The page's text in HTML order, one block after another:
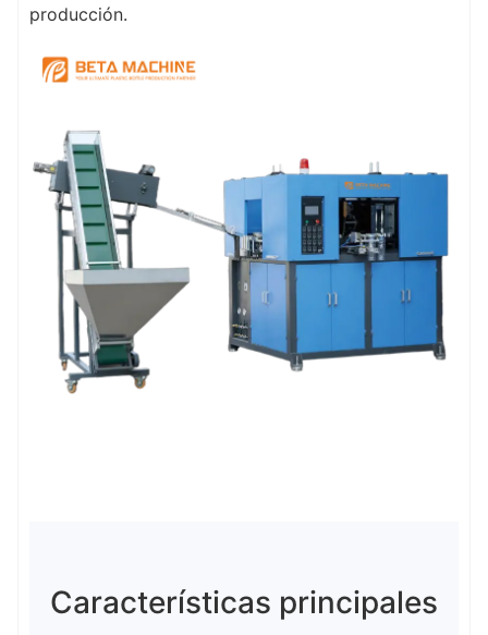
producción.
Características principales